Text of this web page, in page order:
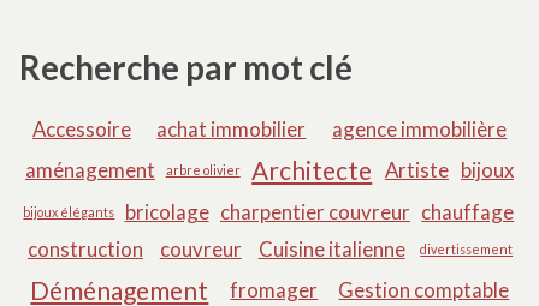
Recherche par mot clé
Accessoire achat immobilier
agence immobilière
aménagement
arbre olivier Architecte Artiste bijoux
bijoux élégants bricolage charpentier couvreur chauffage
construction
couvreur Cuisine italienne divertissement
Déménagement fromager Gestion comptable